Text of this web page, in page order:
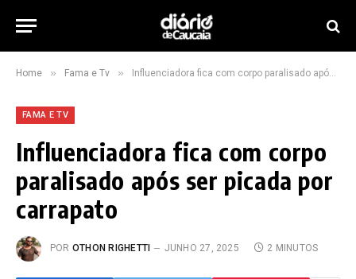
Home » Fama e Tv » Influenciadora fica com corpo paralisado após ser picada por carrapato
FAMA E TV
Influenciadora fica com corpo
paralisado após ser picada por
carrapato
POR OTHON RIGHETTI JUNHO 27, 2025 2 MINUTOS